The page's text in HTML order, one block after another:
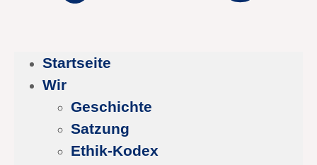
Startseite
Wir
Geschichte
Satzung
Ethik-Kodex